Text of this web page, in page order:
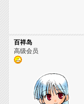
百祥岛
高级会员